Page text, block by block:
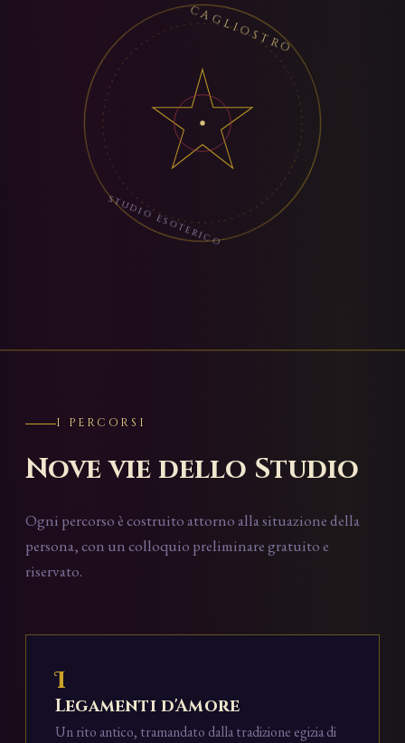
CAGLIOSTRO
STUDIO ESOTERICO
I PERCORSI
Nove vie dello Studio
Ogni percorso è costruito attorno alla situazione della
persona, con un colloquio preliminare gratuito e
riservato.
I
Legamenti d'Amore
Un rito antico, tramandato dalla tradizione egizia di